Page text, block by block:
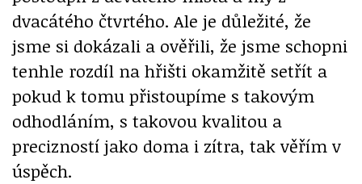
dvacátého čtvrtého. Ale je důležité, že
jsme si dokázali a ověřili, že jsme schopni
tenhle rozdíl na hřišti okamžitě setřít a
pokud k tomu přistoupíme s takovým
odhodláním, s takovou kvalitou a
precizností jako doma i zítra, tak věřím v
úspěch.